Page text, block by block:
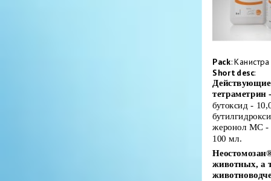
Pack:
Short desc:
Действующие
тетраметрин
бутоксид -
жеронол МС -
100 мл.
животных, а